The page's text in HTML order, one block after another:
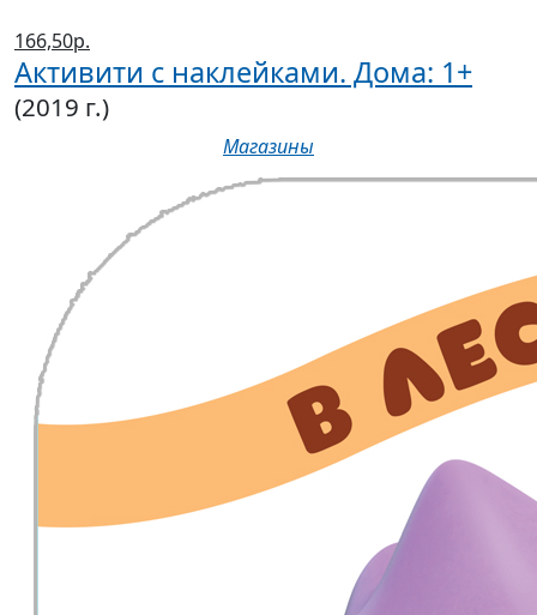
166,50р.
Активити с наклейками. Дома: 1+
(2019 г.)
Магазины